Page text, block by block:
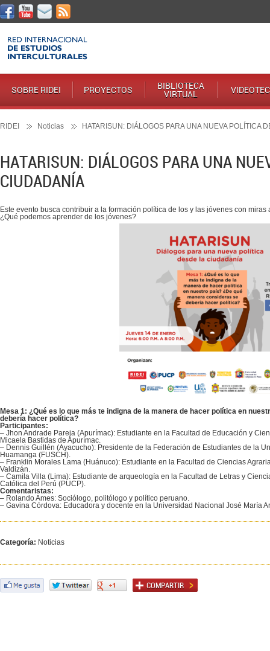
SOBRE RIDEI PROYECTOS BIBLIOTECA
VIRTUAL
RIDEI Noticias HATARISUN: DIÁLOGOS PARA UNA NUEVA POLÍTICA
HATARISUN: DIÁLOGOS PARA UNA
CIUDADANÍA
Este evento busca contribuir a la formación política de los y las jóvenes con
¿Qué podemos aprender de los jóvenes?
Mesa 1: ¿Qué es lo que más te indigna de la manera de hacer política en
debería hacer política?
Participantes:
– Jhon Andrade Pareja (Apurímac): Estudiante en la Facultad de Educación y
Micaela Bastidas de Apurímac.
– Dennis Guillén (Ayacucho): Presidente de la Federación de Estudiantes de la
Huamanga (FUSCH).
– Franklin Morales Lama (Huánuco): Estudiante en la Facultad de Ciencias
Valdizán.
– Camila Villa (Lima): Estudiante de arqueología en la Facultad de Letras y
Católica del Perú (PUCP).
Comentaristas:
– Rolando Ames: Sociólogo, politólogo y político peruano.
– Gavina Córdova: Educadora y docente en la Universidad Nacional José María
Categoría: Noticias